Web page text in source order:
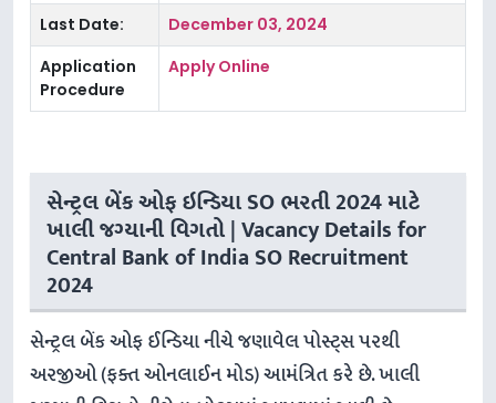
Last Date:
December 03, 2024
Application
Procedure
Apply Online
સેન્ટ્રલ બેંક ઓફ ઇન્ડિયા SO ભરતી 2024 માટે
ખાલી જગ્યાની વિગતો | Vacancy Details for
Central Bank of India SO Recruitment
2024
સેન્ટ્રલ બેંક ઓફ ઈન્ડિયા નીચે જણાવેલ પોસ્ટ્સ પરથી
અરજીઓ (ફક્ત ઓનલાઈન મોડ) આમંત્રિત કરે છે. ખાલી